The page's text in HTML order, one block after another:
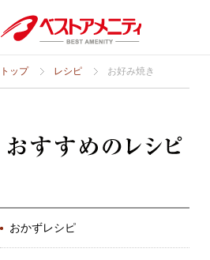
トップ レシピ お好み焼き
おかずレシピ